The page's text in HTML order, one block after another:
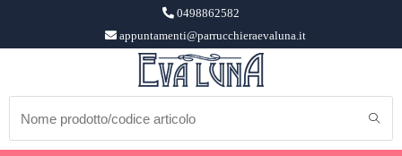
0498862582
appuntamenti@parrucchieraevaluna.it